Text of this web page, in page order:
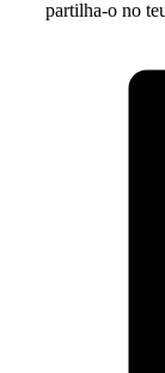
partilha-o no